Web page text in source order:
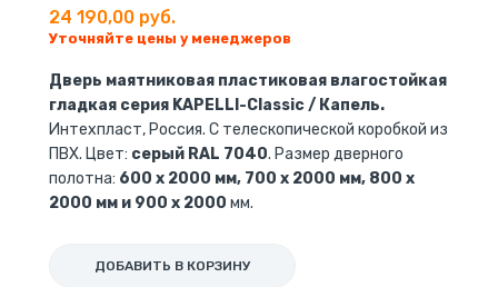
24 190,00 руб.
Уточняйте цены у менеджеров
Дверь маятниковая пластиковая влагостойкая
гладкая серия KAPELLI-Classic / Капель.
Интехпласт, Россия. С телескопической коробкой из
ПВХ. Цвет: серый RAL 7040. Размер дверного
полотна: 600 x 2000 мм, 700 x 2000 мм, 800 x
2000 мм и 900 x 2000 мм.
ДОБАВИТЬ В КОРЗИНУ